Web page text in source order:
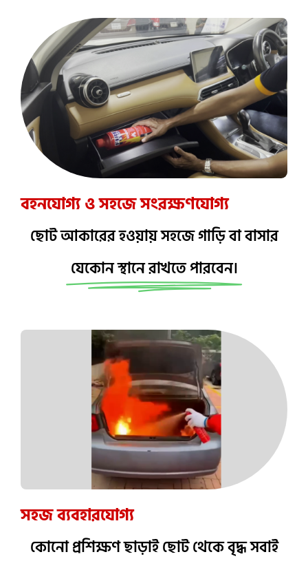
বহনযোগ্য ও সহজে সংরক্ষণযোগ্য
ছোট আকারের হওয়ায় সহজে গাড়ি বা বাসার
যেকোন স্থানে রাখতে পারবেন।
সহজ ব্যবহারযোগ্য
কোনো প্রশিক্ষণ ছাড়াই ছোট থেকে বৃদ্ধ সবাই